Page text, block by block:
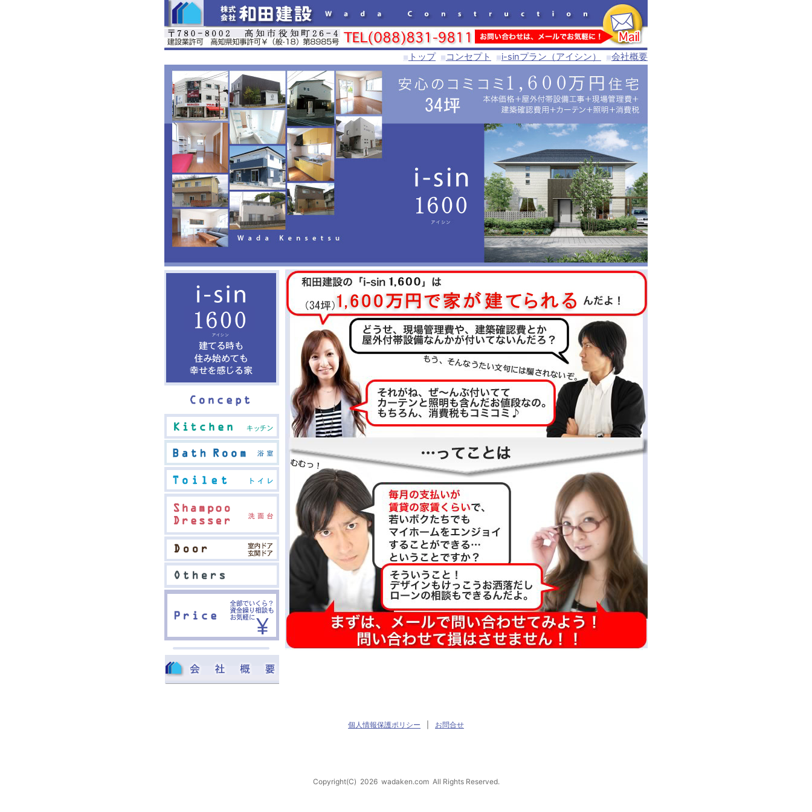
■ トップ ■ コンセプト ■i-sinプラン（アイシン） ■会社概要
個人情報保護ポリシー お問合せ
Copyright(C) 2026 wadaken.com All Rights Reserved.